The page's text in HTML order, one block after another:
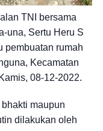
TNI bersama
una, Sertu Heru S
pembuatan rumah
Kecamatan
08-12-2022.
maupun
dilakukan oleh